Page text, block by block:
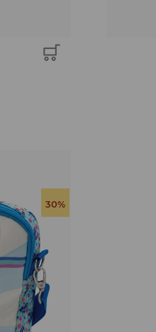
30%